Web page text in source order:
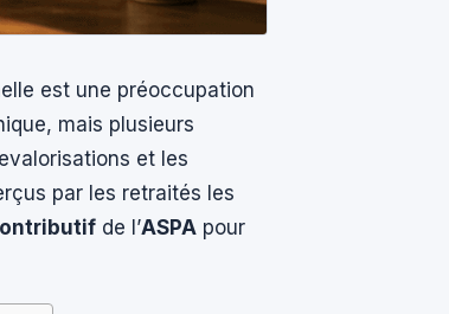
est une préoccupation
mais plusieurs
et les
par les retraités les
de l’ASPA pour